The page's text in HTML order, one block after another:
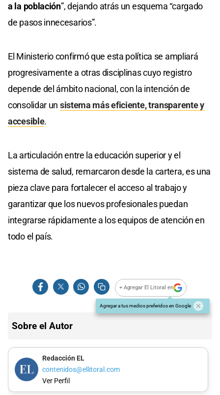
a la población”, dejando atrás un esquema “cargado
de pasos innecesarios”.
El Ministerio confirmó que esta política se ampliará
progresivamente a otras disciplinas cuyo registro
depende del ámbito nacional, con la intención de
consolidar un sistema más eficiente, transparente y
accesible.
La articulación entre la educación superior y el
sistema de salud, remarcaron desde la cartera, es una
pieza clave para fortalecer el acceso al trabajo y
garantizar que los nuevos profesionales puedan
integrarse rápidamente a los equipos de atención en
todo el país.
+ Agregar El Litoral en
Agregar a tus medios preferidos en Google
Sobre el Autor
Redacción EL
contenidos@ellitoral.com
Ver Perfil